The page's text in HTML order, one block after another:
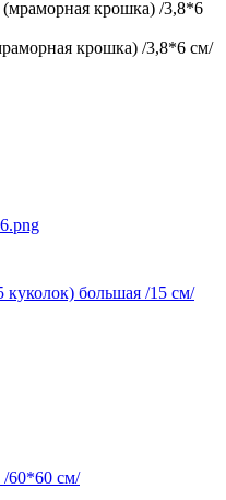
крошка) /3,8*6 см/
большая /15 см/
60*60 см/